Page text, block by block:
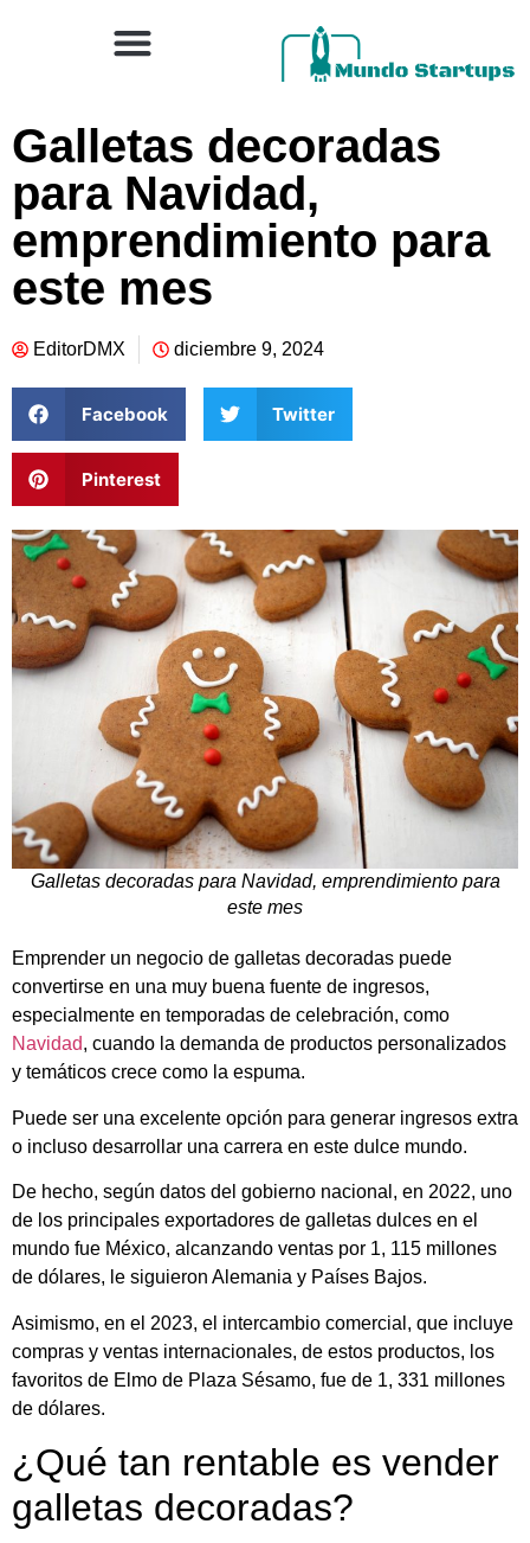
Galletas decoradas
para Navidad,
emprendimiento para
este mes
EditorDMX diciembre 9, 2024
Facebook Twitter
Pinterest
Galletas decoradas para Navidad, emprendimiento para
este mes
Emprender un negocio de galletas decoradas puede
convertirse en una muy buena fuente de ingresos,
especialmente en temporadas de celebración, como
Navidad, cuando la demanda de productos personalizados
y temáticos crece como la espuma.
Puede ser una excelente opción para generar ingresos extra
o incluso desarrollar una carrera en este dulce mundo.
De hecho, según datos del gobierno nacional, en 2022, uno
de los principales exportadores de galletas dulces en el
mundo fue México, alcanzando ventas por 1, 115 millones
de dólares, le siguieron Alemania y Países Bajos.
Asimismo, en el 2023, el intercambio comercial, que incluye
compras y ventas internacionales, de estos productos, los
favoritos de Elmo de Plaza Sésamo, fue de 1, 331 millones
de dólares.
¿Qué tan rentable es vender
galletas decoradas?